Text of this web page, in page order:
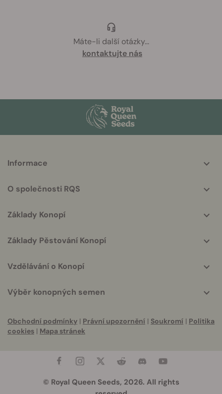
Máte-li další otázky...
kontaktujte nás
helpful
Informace
O společnosti RQS
Základy Konopí
Základy Pěstování Konopí
Vzdělávání o Konopí
Výběr konopných semen
Obchodní podmínky | Právní upozornění | Soukromí | Politika
cookies | Mapa stránek
© Royal Queen Seeds, 2026. All rights